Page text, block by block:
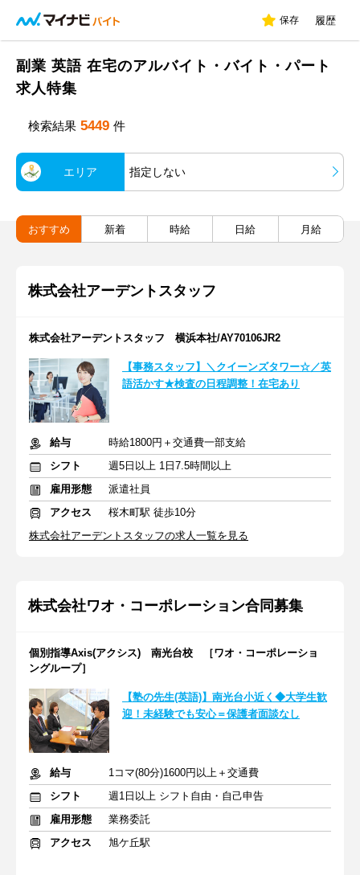
保存 履歴
副業 英語 在宅のアルバイト・バイト・パート
求人特集
検索結果 5449 件
エリア 指定しない
おすすめ 新着 時給 日給 月給
株式会社アーデントスタッフ
株式会社アーデントスタッフ 横浜本社/AY70106JR2
【事務スタッフ】＼クイーンズタワー☆／英
語活かす★検査の日程調整！在宅あり
給与
時給1800円＋交通費一部支給
シフト
週5日以上 1日7.5時間以上
雇用形態
派遣社員
アクセス
桜木町駅 徒歩10分
株式会社アーデントスタッフの求人一覧を見る
株式会社ワオ・コーポレーション合同募集
個別指導Axis(アクシス) 南光台校 ［ワオ・コーポレーショ
ングループ］
【塾の先生(英語)】南光台小近く◆大学生歓
迎！未経験でも安心＝保護者面談なし
給与
1コマ(80分)1600円以上＋交通費
シフト
週1日以上 シフト自由・自己申告
雇用形態
業務委託
アクセス
旭ケ丘駅